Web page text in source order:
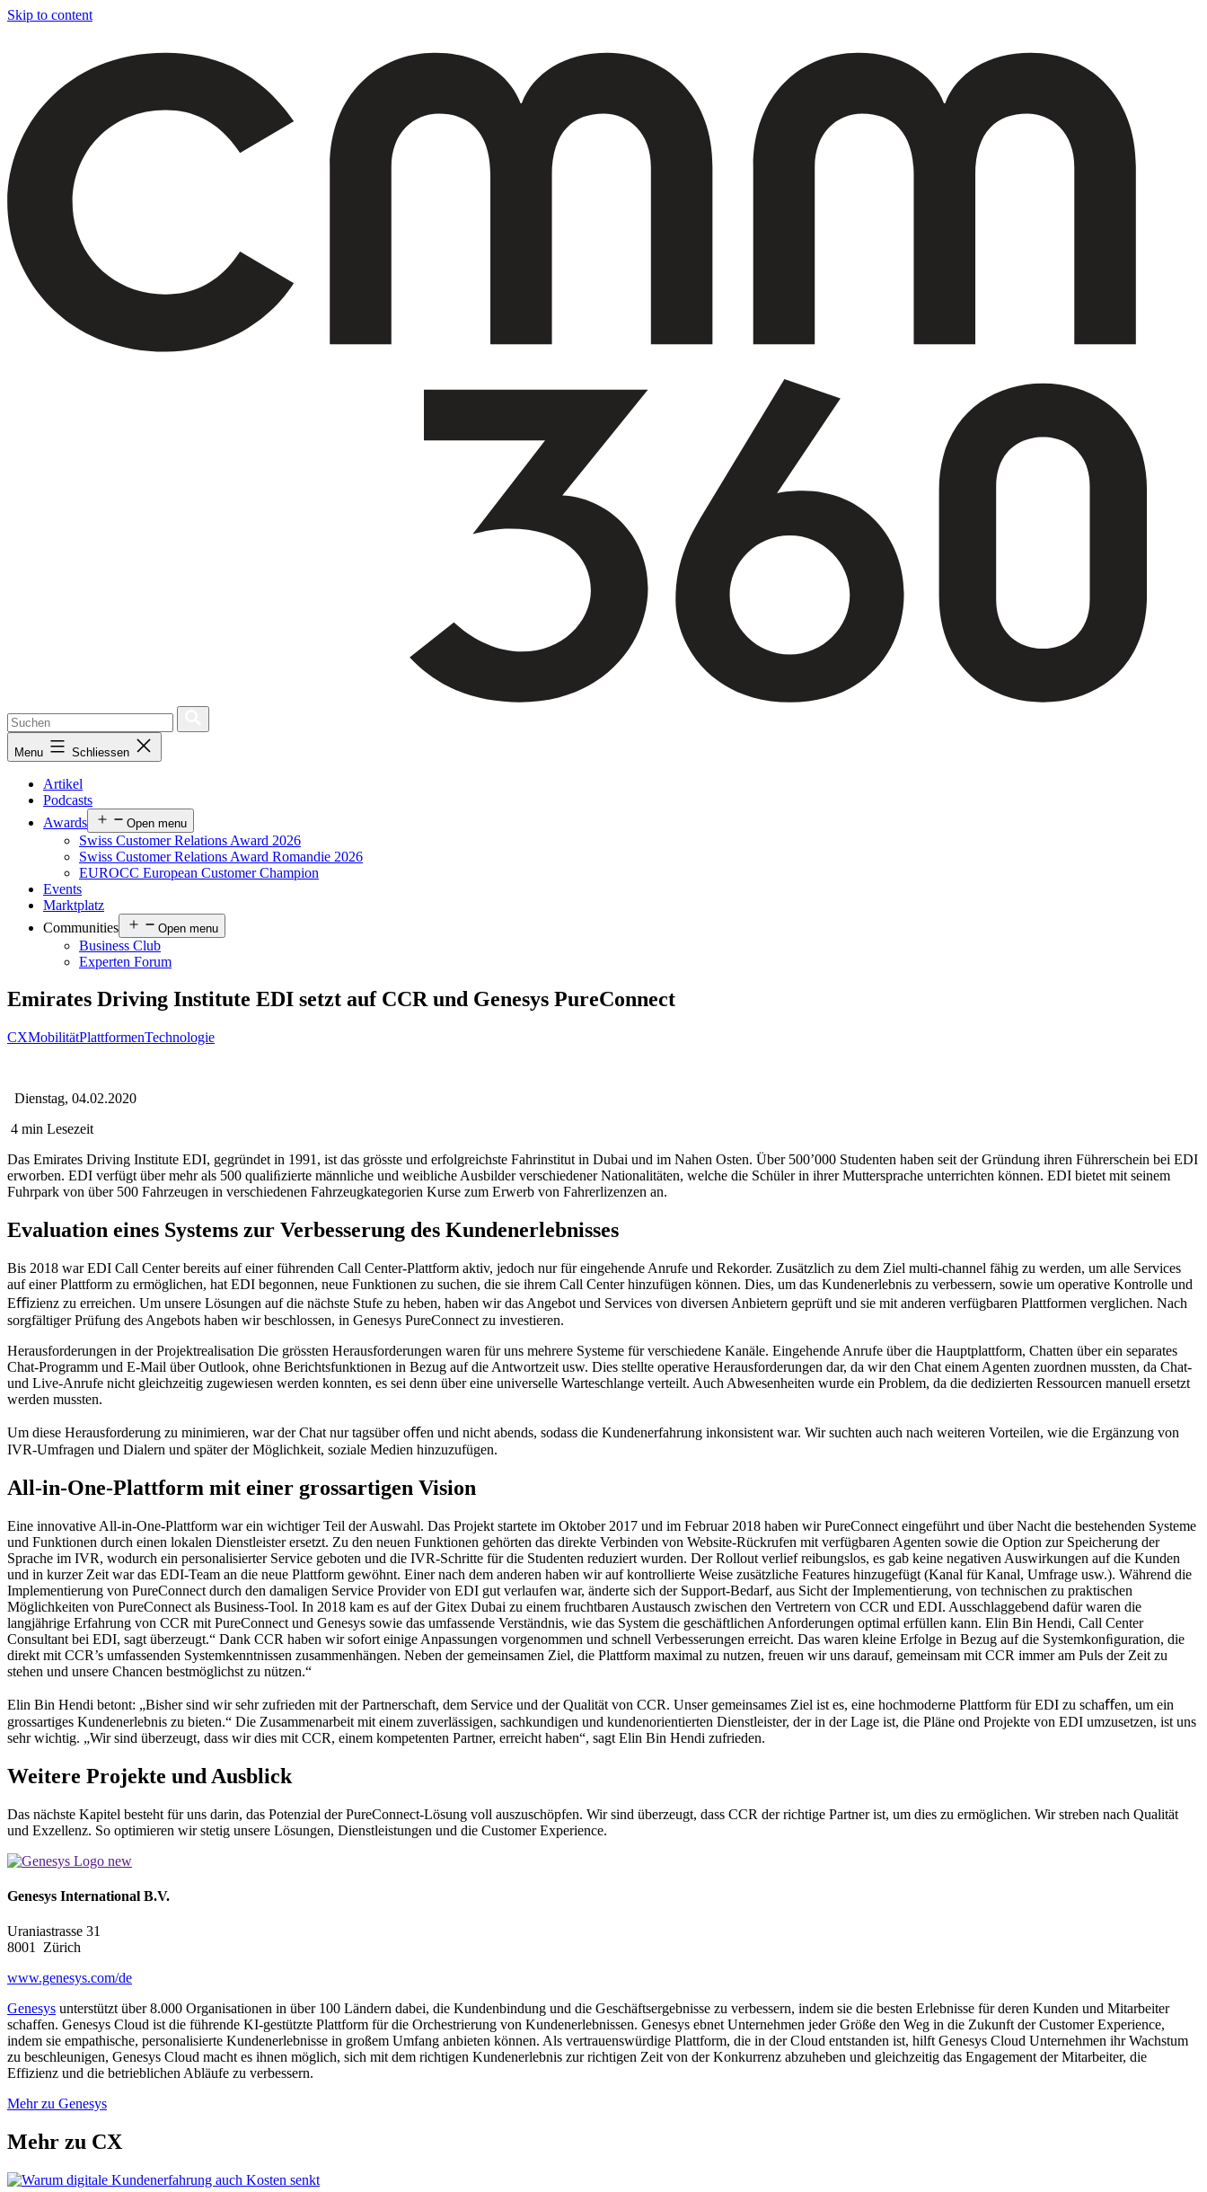
Skip to content
Menu Schliessen
Artikel
Podcasts
Awards
Open menu
Swiss Customer Relations Award 2026
Swiss Customer Relations Award Romandie 2026
EUROCC European Customer Champion
Events
Marktplatz
Communities
Open menu
Business Club
Experten Forum
Emirates Driving Institute EDI setzt auf CCR und Genesys PureConnect
CXMobilitätPlattformenTechnologie
Dienstag, 04.02.2020
4 min Lesezeit
Das Emirates Driving Institute EDI, gegründet in 1991, ist das grösste und erfolgreichste Fahrinstitut in Dubai und im Nahen Osten. Über 500’000 Studenten haben seit der Gründung ihren Führerschein bei EDI
erworben. EDI verfügt über mehr als 500 qualiﬁzierte männliche und weibliche Ausbilder verschiedener Nationalitäten, welche die Schüler in ihrer Muttersprache unterrichten können. EDI bietet mit seinem
Fuhrpark von über 500 Fahrzeugen in verschiedenen Fahrzeugkategorien Kurse zum Erwerb von Fahrerlizenzen an.
Evaluation eines Systems zur Verbesserung des Kundenerlebnisses
Bis 2018 war EDI Call Center bereits auf einer führenden Call Center-Plattform aktiv, jedoch nur für eingehende Anrufe und Rekorder. Zusätzlich zu dem Ziel multi-channel fähig zu werden, um alle Services
auf einer Plattform zu ermöglichen, hat EDI begonnen, neue Funktionen zu suchen, die sie ihrem Call Center hinzufügen können. Dies, um das Kundenerlebnis zu verbessern, sowie um operative Kontrolle und
Eﬃzienz zu erreichen. Um unsere Lösungen auf die nächste Stufe zu heben, haben wir das Angebot und Services von diversen Anbietern geprüft und sie mit anderen verfügbaren Plattformen verglichen. Nach
sorgfältiger Prüfung des Angebots haben wir beschlossen, in Genesys PureConnect zu investieren.
Herausforderungen in der Projektrealisation Die grössten Herausforderungen waren für uns mehrere Systeme für verschiedene Kanäle. Eingehende Anrufe über die Hauptplattform, Chatten über ein separates
Chat-Programm und E-Mail über Outlook, ohne Berichtsfunktionen in Bezug auf die Antwortzeit usw. Dies stellte operative Herausforderungen dar, da wir den Chat einem Agenten zuordnen mussten, da Chat-
und Live-Anrufe nicht gleichzeitig zugewiesen werden konnten, es sei denn über eine universelle Warteschlange verteilt. Auch Abwesenheiten wurde ein Problem, da die dedizierten Ressourcen manuell ersetzt
werden mussten.
Um diese Herausforderung zu minimieren, war der Chat nur tagsüber oﬀen und nicht abends, sodass die Kundenerfahrung inkonsistent war. Wir suchten auch nach weiteren Vorteilen, wie die Ergänzung von
IVR-Umfragen und Dialern und später der Möglichkeit, soziale Medien hinzuzufügen.
All-in-One-Plattform mit einer grossartigen Vision
Eine innovative All-in-One-Plattform war ein wichtiger Teil der Auswahl. Das Projekt startete im Oktober 2017 und im Februar 2018 haben wir PureConnect eingeführt und über Nacht die bestehenden Systeme
und Funktionen durch einen lokalen Dienstleister ersetzt. Zu den neuen Funktionen gehörten das direkte Verbinden von Website-Rückrufen mit verfügbaren Agenten sowie die Option zur Speicherung der
Sprache im IVR, wodurch ein personalisierter Service geboten und die IVR-Schritte für die Studenten reduziert wurden. Der Rollout verlief reibungslos, es gab keine negativen Auswirkungen auf die Kunden
und in kurzer Zeit war das EDI-Team an die neue Plattform gewöhnt. Einer nach dem anderen haben wir auf kontrollierte Weise zusätzliche Features hinzugefügt (Kanal für Kanal, Umfrage usw.). Während die
Implementierung von PureConnect durch den damaligen Service Provider von EDI gut verlaufen war, änderte sich der Support-Bedarf, aus Sicht der Implementierung, von technischen zu praktischen
Möglichkeiten von PureConnect als Business-Tool. In 2018 kam es auf der Gitex Dubai zu einem fruchtbaren Austausch zwischen den Vertretern von CCR und EDI. Ausschlaggebend dafür waren die
langjährige Erfahrung von CCR mit PureConnect und Genesys sowie das umfassende Verständnis, wie das System die geschäftlichen Anforderungen optimal erfüllen kann. Elin Bin Hendi, Call Center
Consultant bei EDI, sagt überzeugt.“ Dank CCR haben wir sofort einige Anpassungen vorgenommen und schnell Verbesserungen erreicht. Das waren kleine Erfolge in Bezug auf die Systemkonﬁguration, die
direkt mit CCR’s umfassenden Systemkenntnissen zusammenhängen. Neben der gemeinsamen Ziel, die Plattform maximal zu nutzen, freuen wir uns darauf, gemeinsam mit CCR immer am Puls der Zeit zu
stehen und unsere Chancen bestmöglichst zu nützen.“
Elin Bin Hendi betont: „Bisher sind wir sehr zufrieden mit der Partnerschaft, dem Service und der Qualität von CCR. Unser gemeinsames Ziel ist es, eine hochmoderne Plattform für EDI zu schaﬀen, um ein
grossartiges Kundenerlebnis zu bieten.“ Die Zusammenarbeit mit einem zuverlässigen, sachkundigen und kundenorientierten Dienstleister, der in der Lage ist, die Pläne ond Projekte von EDI umzusetzen, ist uns
sehr wichtig. „Wir sind überzeugt, dass wir dies mit CCR, einem kompetenten Partner, erreicht haben“, sagt Elin Bin Hendi zufrieden.
Weitere Projekte und Ausblick
Das nächste Kapitel besteht für uns darin, das Potenzial der PureConnect-Lösung voll auszuschöpfen. Wir sind überzeugt, dass CCR der richtige Partner ist, um dies zu ermöglichen. Wir streben nach Qualität
und Exzellenz. So optimieren wir stetig unsere Lösungen, Dienstleistungen und die Customer Experience.
Genesys International B.V.
Uraniastrasse 31
8001
Zürich
www.genesys.com/de
Genesys unterstützt über 8.000 Organisationen in über 100 Ländern dabei, die Kundenbindung und die Geschäftsergebnisse zu verbessern, indem sie die besten Erlebnisse für deren Kunden und Mitarbeiter
schaffen. Genesys Cloud ist die führende KI-gestützte Plattform für die Orchestrierung von Kundenerlebnissen. Genesys ebnet Unternehmen jeder Größe den Weg in die Zukunft der Customer Experience,
indem sie empathische, personalisierte Kundenerlebnisse in großem Umfang anbieten können. Als vertrauenswürdige Plattform, die in der Cloud entstanden ist, hilft Genesys Cloud Unternehmen ihr Wachstum
zu beschleunigen, Genesys Cloud macht es ihnen möglich, sich mit dem richtigen Kundenerlebnis zur richtigen Zeit von der Konkurrenz abzuheben und gleichzeitig das Engagement der Mitarbeiter, die
Effizienz und die betrieblichen Abläufe zu verbessern.
Mehr zu Genesys
Mehr zu CX